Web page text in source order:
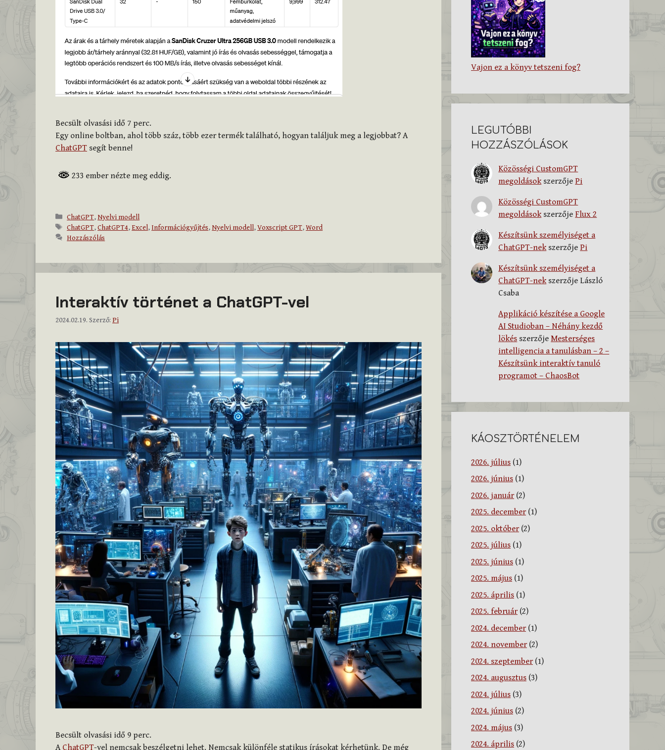
Becsült olvasási idő 7 perc.
Egy online boltban, ahol több száz, több ezer termék található, hogyan találjuk meg a legjobbat? A
ChatGPT segít benne!
233 ember nézte meg eddig.
Kategória
ChatGPT, Nyelvi modell
Címkék
ChatGPT,ChatGPT4,Excel, Információgyűjtés, Nyelvi modell,Voxscript GPT,Word
Hozzászólás
Interaktív történet a ChatGPT-vel
2024.02.19. Szerző: Pi
Becsült olvasási idő 9 perc.
A ChatGPT-vel nemcsak beszélgetni lehet. Nemcsak különféle statikus írásokat kérhetünk. De még
Vajon ez a könyv tetszeni fog?
LEGUTÓBBI
HOZZÁSZÓLÁSOK
Közösségi CustomGPT
megoldásokszerzője Pi
Közösségi CustomGPT
megoldásokszerzője Flux 2
Készítsünk személyiséget a
ChatGPT-nekszerzője Pi
Készítsünk személyiséget a
ChatGPT-nekszerzője László
Csaba
Applikáció készítése a Google
AI Studioban – Néhány kezdő
lökés szerzőjeMesterséges
intelligencia a tanulásban – 2 –
Készítsünk interaktív tanuló
programot – ChaosBot
KÁOSZTÖRTÉNELEM
2026. július (1)
2026. június (1)
2026. január(2)
2025. december(1)
2025. október(2)
2025. július (1)
2025. június (1)
2025. május (1)
2025. április (1)
2025. február(2)
2024. december(1)
2024. november(2)
2024. szeptember(1)
2024. augusztus (3)
2024. július (3)
2024. június (2)
2024. május (3)
2024. április (2)